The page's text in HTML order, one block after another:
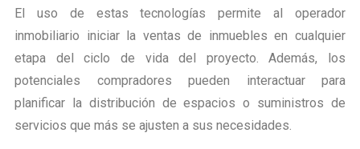
El uso de estas tecnologías permite al operador
inmobiliario iniciar la ventas de inmuebles en cualquier
etapa del ciclo de vida del proyecto. Además, los
potenciales compradores pueden interactuar para
planificar la distribución de espacios o suministros de
servicios que más se ajusten a sus necesidades.